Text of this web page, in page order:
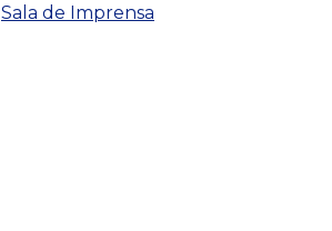
Sala de Imprensa